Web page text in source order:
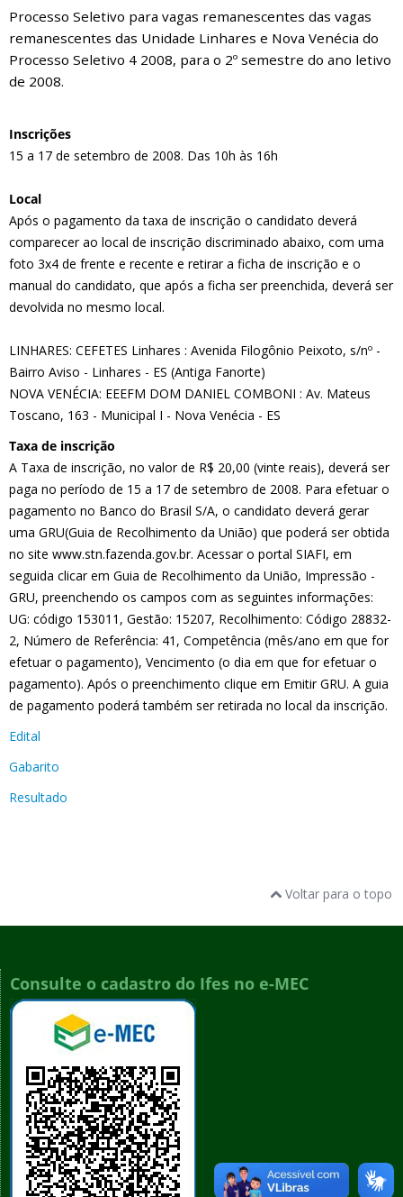
Processo Seletivo para vagas remanescentes das vagas
remanescentes das Unidade Linhares e Nova Venécia do
Processo Seletivo 4 2008, para o 2º semestre do ano letivo
de 2008.
Inscrições
15 a 17 de setembro de 2008. Das 10h às 16h
Local
Após o pagamento da taxa de inscrição o candidato deverá
comparecer ao local de inscrição discriminado abaixo, com uma
foto 3x4 de frente e recente e retirar a ficha de inscrição e o
manual do candidato, que após a ficha ser preenchida, deverá ser
devolvida no mesmo local.
LINHARES: CEFETES Linhares : Avenida Filogônio Peixoto, s/nº -
Bairro Aviso - Linhares - ES (Antiga Fanorte)
NOVA VENÉCIA: EEEFM DOM DANIEL COMBONI : Av. Mateus
Toscano, 163 - Municipal I - Nova Venécia - ES
Taxa de inscrição
A Taxa de inscrição, no valor de R$ 20,00 (vinte reais), deverá ser
paga no período de 15 a 17 de setembro de 2008. Para efetuar o
pagamento no Banco do Brasil S/A, o candidato deverá gerar
uma GRU(Guia de Recolhimento da União) que poderá ser obtida
no site www.stn.fazenda.gov.br. Acessar o portal SIAFI, em
seguida clicar em Guia de Recolhimento da União, Impressão -
GRU, preenchendo os campos com as seguintes informações:
UG: código 153011, Gestão: 15207, Recolhimento: Código 28832-
2, Número de Referência: 41, Competência (mês/ano em que for
efetuar o pagamento), Vencimento (o dia em que for efetuar o
pagamento). Após o preenchimento clique em Emitir GRU. A guia
de pagamento poderá também ser retirada no local da inscrição.
Edital
Gabarito
Resultado
Voltar para o topo
Consulte o cadastro do Ifes no e-MEC